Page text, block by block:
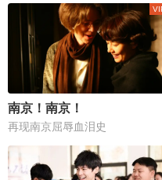
南京！南京！
再现南京屈辱血泪史